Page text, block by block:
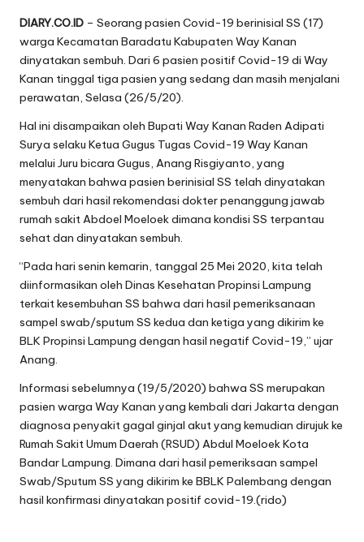
DIARY.CO.ID – Seorang pasien Covid-19 berinisial SS (17)
warga Kecamatan Baradatu Kabupaten Way Kanan
dinyatakan sembuh. Dari 6 pasien positif Covid-19 di Way
Kanan tinggal tiga pasien yang sedang dan masih menjalani
perawatan, Selasa (26/5/20).
Hal ini disampaikan oleh Bupati Way Kanan Raden Adipati
Surya selaku Ketua Gugus Tugas Covid-19 Way Kanan
melalui Juru bicara Gugus, Anang Risgiyanto, yang
menyatakan bahwa pasien berinisial SS telah dinyatakan
sembuh dari hasil rekomendasi dokter penanggung jawab
rumah sakit Abdoel Moeloek dimana kondisi SS terpantau
sehat dan dinyatakan sembuh.
“Pada hari senin kemarin, tanggal 25 Mei 2020, kita telah
diinformasikan oleh Dinas Kesehatan Propinsi Lampung
terkait kesembuhan SS bahwa dari hasil pemeriksanaan
sampel swab/sputum SS kedua dan ketiga yang dikirim ke
BLK Propinsi Lampung dengan hasil negatif Covid-19,” ujar
Anang.
Informasi sebelumnya (19/5/2020) bahwa SS merupakan
pasien warga Way Kanan yang kembali dari Jakarta dengan
diagnosa penyakit gagal ginjal akut yang kemudian dirujuk ke
Rumah Sakit Umum Daerah (RSUD) Abdul Moeloek Kota
Bandar Lampung. Dimana dari hasil pemeriksaan sampel
Swab/Sputum SS yang dikirim ke BBLK Palembang dengan
hasil konfirmasi dinyatakan positif covid-19.(rido)